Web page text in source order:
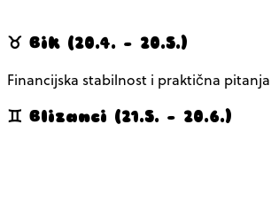
♉ Bik (20.4. – 20.5.)
Financijska stabilnost i praktična
♊ Blizanci (21.5. – 20.6.)